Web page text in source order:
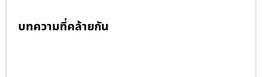
บทความที่คล้ายกัน